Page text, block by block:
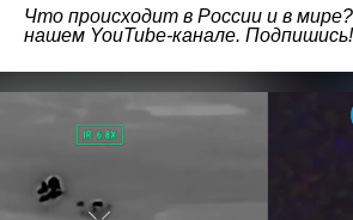
Что происходит в России и в
нашем YouTube-канале. Подпишись!